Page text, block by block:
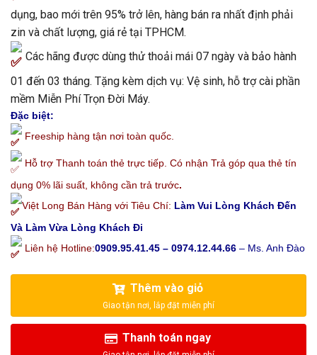
dụng, bao mới trên 95% trở lên, hàng bán ra nhất định phải
zin và chất lượng, giá rẻ tại TPHCM.
Các hãng được dùng thử thoải mái 07 ngày và bảo hành
01 đến 03 tháng. Tặng kèm dịch vụ: Vệ sinh, hỗ trợ cài phần
mềm Miễn Phí Trọn Đời Máy.
Đặc biệt:
Freeship hàng tận nơi toàn quốc.
Hỗ trợ Thanh toán thẻ trực tiếp. Có nhận Trả góp qua thẻ tín
dụng 0% lãi suất, không cần trả trước.
Việt Long Bán Hàng với Tiêu Chí: Làm Vui Lòng Khách Đến
Và Làm Vừa Lòng Khách Đi
Liên hệ Hotline:0909.95.41.45 – 0974.12.44.66 – Ms. Anh Đào
Thêm vào giỏ
Thanh toán ngay